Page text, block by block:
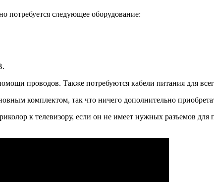
потребуется следующее оборудование:
проводов. Также потребуются кабели питания для
комплектом, так что ничего дополнительно
к телевизору, если он не имеет нужных разъемов для